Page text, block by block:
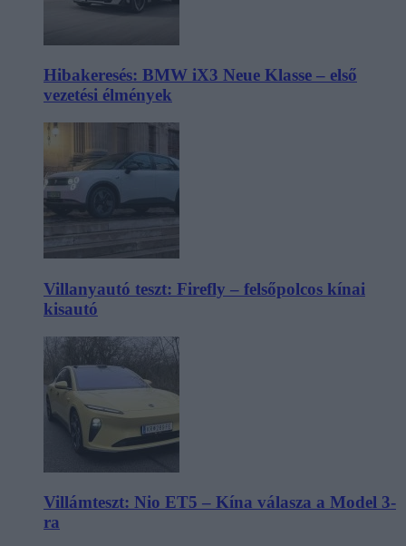
Hibakeresés: BMW iX3 Neue Klasse – első
vezetési élmények
Villanyautó teszt: Firefly – felsőpolcos kínai
kisautó
Villámteszt: Nio ET5 – Kína válasza a Model 3-
ra